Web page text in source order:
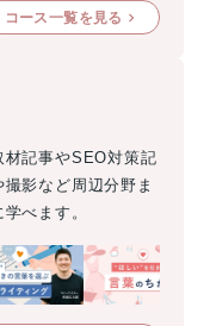
コース一覧を見る
材記事やSEO対策記
影など周辺分野ま
べます。